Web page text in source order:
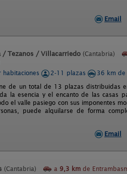
Email
/ Tezanos / Villacarriedo (Cantabria)
2-11 plazas
36 km de
de un total de 13 plazas distribuidas
la esencia y el encanto de las casas
el valle pasiego con sus imponentes
puede alquilarse de forma
Email
(Cantabria) a 9,3 km de